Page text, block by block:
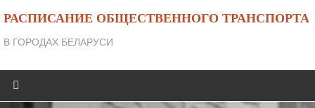
РАСПИСАНИЕ ОБЩЕСТВЕННОГО ТРАНСПОРТА
В ГОРОДАХ БЕЛАРУСИ